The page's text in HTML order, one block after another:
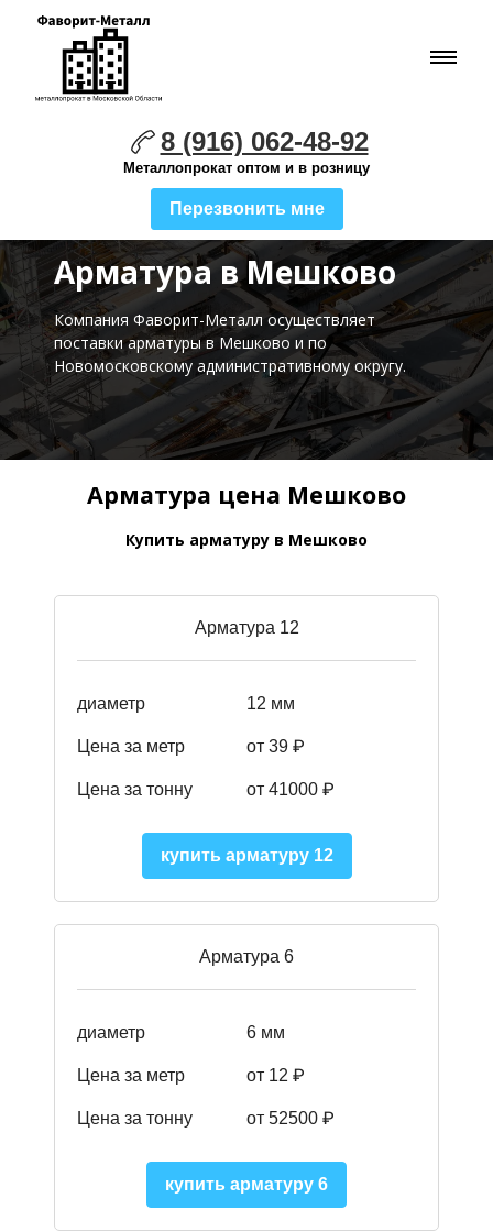
8 (916) 062-48-92
Металлопрокат оптом и в розницу
Перезвонить мне
Арматура в Мешково
Компания Фаворит-Металл осуществляет
поставкиарматуры в Мешково и по
Новомосковскому административному округу.
Арматура цена Мешково
Купить арматуру в Мешково
Арматура 12
диаметр 12 мм
Цена за метр от 39 ₽
Цена за тонну от 41000 ₽
купить арматуру 12
Арматура 6
диаметр 6 мм
Цена за метр от 12 ₽
Цена за тонну от 52500 ₽
купить арматуру 6